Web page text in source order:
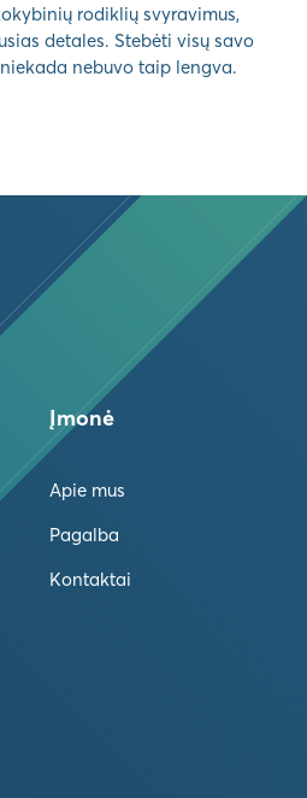
rodiklių svyravimus,
detales. Stebėti visų savo
nebuvo taip lengva.
Įmonė
Apie mus
Pagalba
Kontaktai